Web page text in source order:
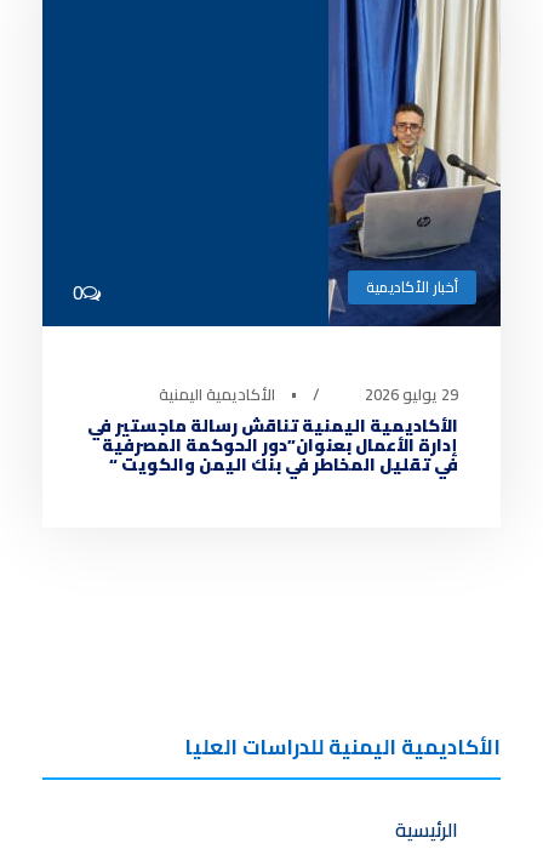
أخبار الأكاديمية 0
29 يوليو 2026 • الأكاديمية اليمنية
الأكاديمية اليمنية تناقش رسالة ماجستير في
إدارة الأعمال بعنوان”دور الحوكمة المصرفية
في تقليل المخاطر في بنك اليمن والكويت “
الأكاديمية اليمنية للدراسات العليا
الرئيسية